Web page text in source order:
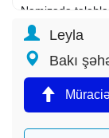
Namizədə
- Ali və ya orta
- Təşkilatçılıq və
- MS Office
- Azərbaycan
üstünlükdür)
- Təcrübə: 1-2 il
Leyla
Bakı